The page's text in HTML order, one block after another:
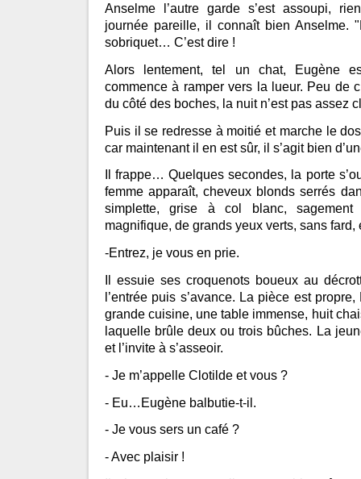
Anselme l’autre garde s’est assoupi,
journée pareille, il connaît bien Anselme.
sobriquet… C’est dire !
Alors lentement, tel un chat, Eugène
commence à ramper vers la lueur. Peu de
du côté des boches, la nuit n’est pas assez
Puis il se redresse à moitié et marche le
car maintenant il en est sûr, il s’agit bien
Il frappe… Quelques secondes, la porte
femme apparaît, cheveux blonds serrés
simplette, grise à col blanc, sagement
magnifique, de grands yeux verts, sans
-Entrez, je vous en prie.
Il essuie ses croquenots boueux au
l’entrée puis s’avance. La pièce est
grande cuisine, une table immense, huit
laquelle brûle deux ou trois bûches. La
et l’invite à s’asseoir.
- Je m’appelle Clotilde et vous ?
- Eu…Eugène balbutie-t-il.
- Je vous sers un café ?
- Avec plaisir !